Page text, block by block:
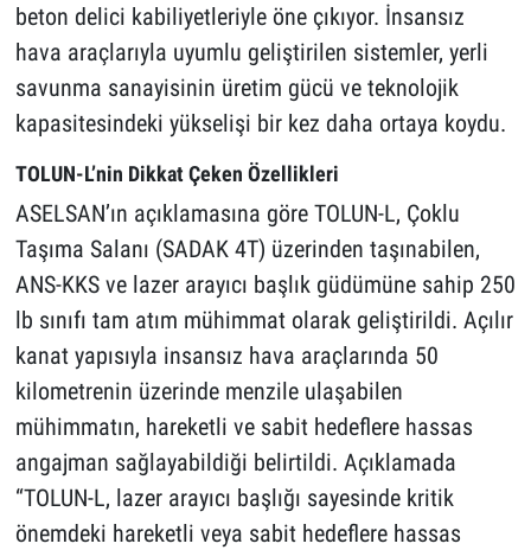
beton delici kabiliyetleriyle öne çıkıyor. İnsansız
hava araçlarıyla uyumlu geliştirilen sistemler, yerli
savunma sanayisinin üretim gücü ve teknolojik
kapasitesindeki yükselişi bir kez daha ortaya koydu.
TOLUN-L’nin Dikkat Çeken Özellikleri
ASELSAN’ın açıklamasına göre TOLUN-L, Çoklu
Taşıma Salanı (SADAK 4T) üzerinden taşınabilen,
ANS-KKS ve lazer arayıcı başlık güdümüne sahip 250
lb sınıfı tam atım mühimmat olarak geliştirildi. Açılır
kanat yapısıyla insansız hava araçlarında 50
kilometrenin üzerinde menzile ulaşabilen
mühimmatın, hareketli ve sabit hedeflere hassas
angajman sağlayabildiği belirtildi. Açıklamada
“TOLUN-L, lazer arayıcı başlığı sayesinde kritik
önemdeki hareketli veya sabit hedeflere hassas